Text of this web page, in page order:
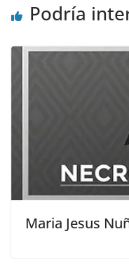
Podría
Maria Jesus